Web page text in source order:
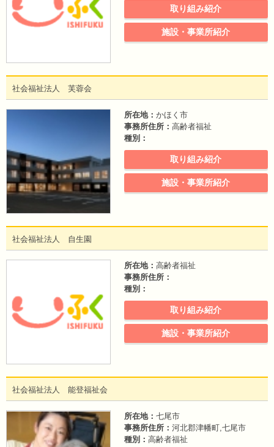
取り組み紹介
施設・事業所紹介
社会福祉法人 芙蓉会
所在地： かほく市
事務所住所：
種別：
高齢者福祉
取り組み紹介
施設・事業所紹介
社会福祉法人 自生園
所在地：
事務所住所：
種別：
高齢者福祉
取り組み紹介
施設・事業所紹介
社会福祉法人 能登福祉会
所在地： 七尾市
事務所住所： 河北郡津幡町,七尾市
種別： 高齢者福祉